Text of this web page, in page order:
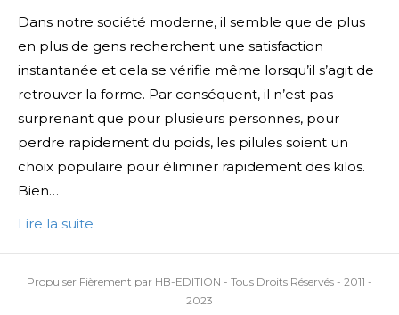
Dans notre société moderne, il semble que de plus
en plus de gens recherchent une satisfaction
instantanée et cela se vérifie même lorsqu’il s’agit de
retrouver la forme. Par conséquent, il n’est pas
surprenant que pour plusieurs personnes, pour
perdre rapidement du poids, les pilules soient un
choix populaire pour éliminer rapidement des kilos.
Bien…
Lire la suite
Propulser Fièrement par HB-EDITION - Tous Droits Réservés - 2011 -
2023